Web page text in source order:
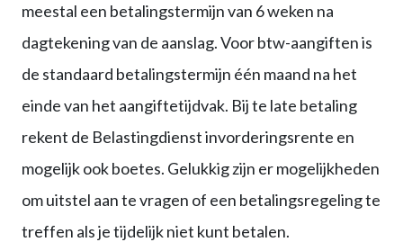
meestal een betalingstermijn van 6 weken na
dagtekening van de aanslag. Voor btw-aangiften is
de standaard betalingstermijn één maand na het
einde van het aangiftetijdvak. Bij te late betaling
rekent de Belastingdienst invorderingsrente en
mogelijk ook boetes. Gelukkig zijn er mogelijkheden
om uitstel aan te vragen of een betalingsregeling te
treffen als je tijdelijk niet kunt betalen.